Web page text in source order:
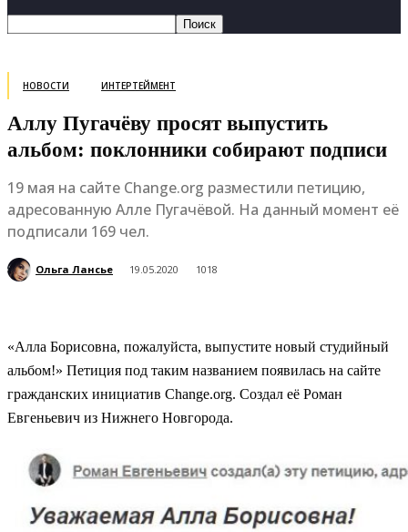
НОВОСТИ ИНТЕРТЕЙМЕНТ
Аллу Пугачёву просят выпустить
альбом: поклонники собирают подписи
19 мая на сайте Change.org разместили петицию,
адресованную Алле Пугачёвой. На данный момент её
подписали 169 чел.
Ольга Лансье 19.05.2020 1018
«Алла Борисовна, пожалуйста, выпустите новый студийный
альбом!» Петиция под таким названием появилась на сайте
гражданских инициатив Change.org. Создал её Роман
Евгеньевич из Нижнего Новгорода.